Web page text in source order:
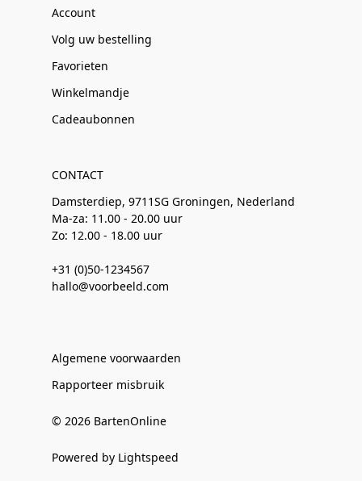
Account
Volg uw bestelling
Favorieten
Winkelmandje
Cadeaubonnen
CONTACT
Damsterdiep, 9711SG Groningen, Nederland
Ma-za: 11.00 - 20.00 uur
Zo: 12.00 - 18.00 uur
+31 (0)50-1234567
hallo@voorbeeld.com
Algemene voorwaarden
Rapporteer misbruik
© 2026 BartenOnline
Powered by Lightspeed